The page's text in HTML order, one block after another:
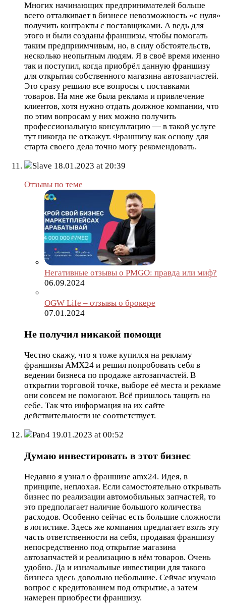
Многих начинающих предпринимателей больше
всего отталкивает в бизнесе невозможность «с нуля»
получить контракты с поставщиками. А ведь для
этого и были созданы франшизы, чтобы помогать
таким предприимчивым, но, в силу обстоятельств,
несколько неопытным людям. Я в своё время именно
так и поступил, когда приобрёл данную франшизу
для открытия собственного магазина автозапчастей.
Это сразу решило все вопросы с поставками
товаров. На мне же была реклама и привлечение
клиентов, хотя нужно отдать должное компании, что
по этим вопросам у них можно получить
профессиональную консультацию — в такой услуге
тут никогда не откажут. Франшизу как основу для
старта своего дела точно могу рекомендовать.
Slave 18.01.2023 at 20:39
Отзывы по теме
Негативные отзывы о PMGO: правда или миф?
06.09.2024
OGW Life – отзывы о брокере
07.01.2024
Не получил никакой помощи
Честно скажу, что я тоже купился на рекламу
франшизы AMX24 и решил попробовать себя в
ведении бизнеса по продаже автозапчастей. В
открытии торговой точке, выборе её места и рекламе
они совсем не помогают. Всё пришлось тащить на
себе. Так что информация на их сайте
действительности не соответствует.
Pan4 19.01.2023 at 00:52
Думаю инвестировать в этот бизнес
Недавно я узнал о франшизе amx24. Идея, в
принципе, неплохая. Если самостоятельно открывать
бизнес по реализации автомобильных запчастей, то
это предполагает наличие большого количества
расходов. Особенно сейчас есть большие сложности
в логистике. Здесь же компания предлагает взять эту
часть ответственности на себя, продавая франшизу
непосредственно под открытие магазина
автозапчастей и реализацию в нём товаров. Очень
удобно. Да и изначальные инвестиции для такого
бизнеса здесь довольно небольшие. Сейчас изучаю
вопрос с кредитованием под открытие, а затем
намерен приобрести франшизу.